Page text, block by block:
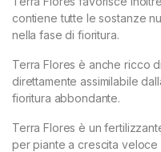
contiene tutte le sostanze
nella fase di fioritura.
Terra Flores è anche ricco
direttamente assimilabile
fioritura abbondante.
Terra Flores è un
per piante a crescita